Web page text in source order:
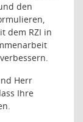
den
dem RZI in
Herr
Ihre